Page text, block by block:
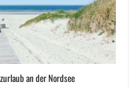
an der Nordsee